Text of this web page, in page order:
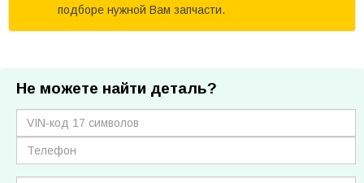
подборе нужной Вам запчасти.
Не можете найти деталь?